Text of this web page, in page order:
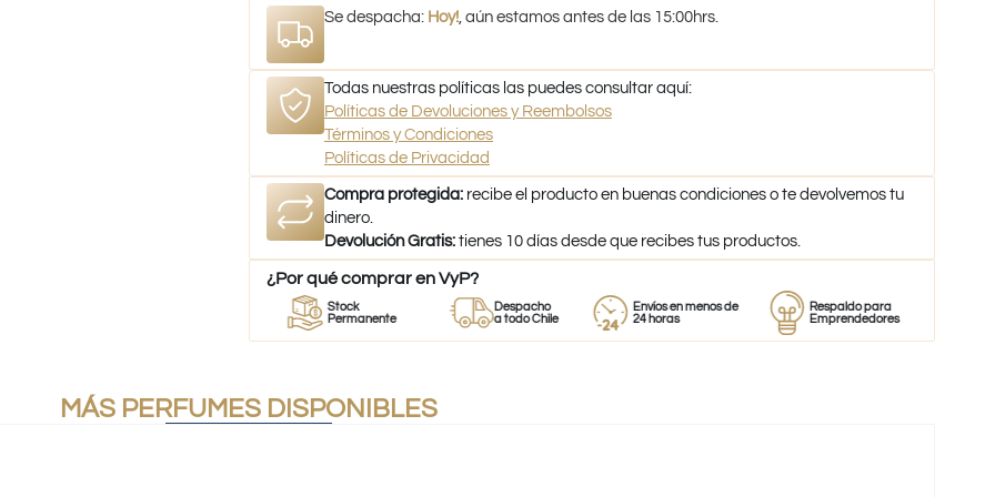
Se despacha: Hoy! , aún estamos antes de las 15:00hrs.
Todas nuestras políticas las puedes consultar aquí:
Políticas de Devoluciones y Reembolsos
Términos y Condiciones
Políticas de Privacidad
Compra protegida: recibe el producto en buenas condiciones o te devolvemos tu
dinero.
Devolución Gratis: tienes 10 días desde que recibes tus productos.
¿Por qué comprar en VyP?
Stock
Permanente
Despacho
a todo Chile
Envíos en menos de
24 horas
Respaldo para
Emprendedores
MÁS PERFUMES DISPONIBLES